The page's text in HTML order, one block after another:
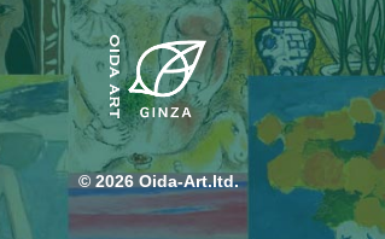
© 2026 Oida-Art.ltd.